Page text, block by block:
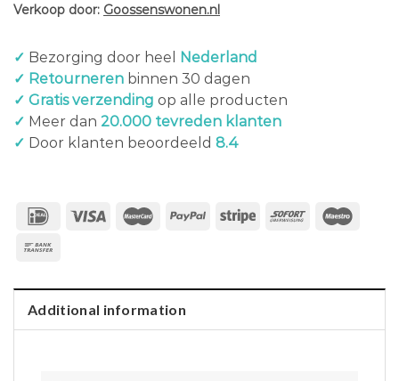
Verkoop door: Goossenswonen.nl
✓ Bezorging door heel
Nederland
✓ Retourneren binnen 30 dagen
✓ Gratis verzending op alle producten
✓ Meer dan 20.000 tevreden klanten
✓ Door klanten beoordeeld 8.4
Additional information